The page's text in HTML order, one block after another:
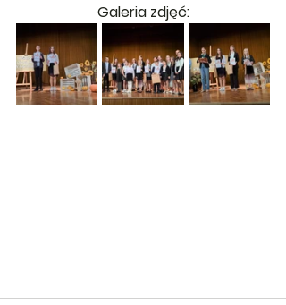
Galeria zdjęć: